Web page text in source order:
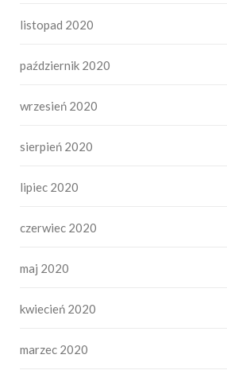
listopad 2020
październik 2020
wrzesień 2020
sierpień 2020
lipiec 2020
czerwiec 2020
maj 2020
kwiecień 2020
marzec 2020